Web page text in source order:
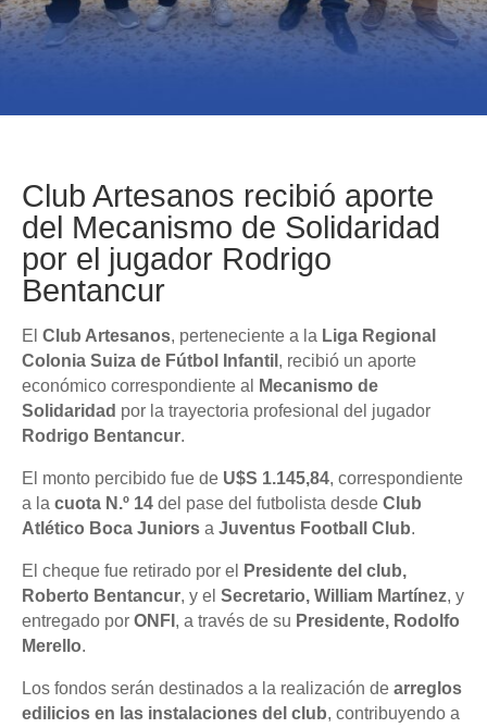
Club Artesanos recibió aporte
del Mecanismo de Solidaridad
por el jugador Rodrigo
Bentancur
El Club Artesanos, perteneciente a la Liga Regional
Colonia Suiza de Fútbol Infantil , recibió un aporte
económico correspondiente al
Mecanismo de
Solidaridad por la trayectoria profesional del jugador
Rodrigo Bentancur.
El monto percibido fue de U$S 1.145,84, correspondiente
a la cuota N.º 14 del pase del futbolista desde Club
Atlético Boca Juniors a Juventus Football Club.
El cheque fue retirado por el
Presidente del club,
Roberto Bentancur, y el Secretario, William Martínez, y
entregado por ONFI , a través de su Presidente, Rodolfo
Merello.
Los fondos serán destinados a la realización de arreglos
edilicios en las instalaciones del club, contribuyendo a